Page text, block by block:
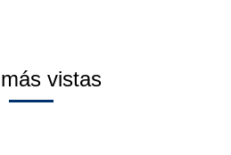
vistas